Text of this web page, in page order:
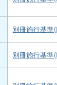
別冊施行基準
別冊施行基準